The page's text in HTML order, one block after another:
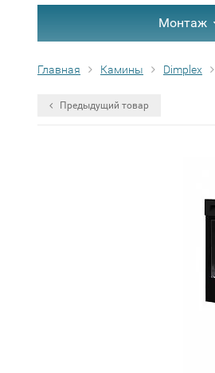
Монтаж
Главная Камины Dimplex
Предыдущий товар